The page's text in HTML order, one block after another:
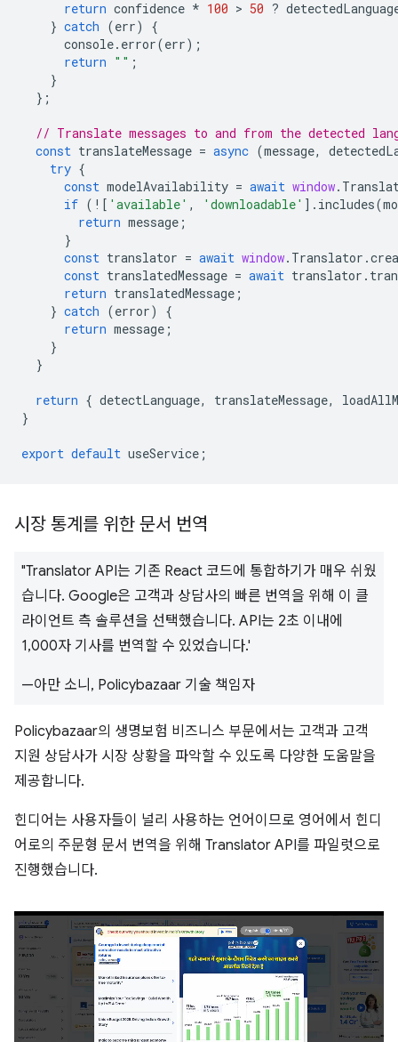
return confidence * 100 > 50 ?
} catch (err)
{
console. error(err);
return "" ;
}
};
// Translate messages to and from the detected
const translateMessage = async (message,
try {
const modelAvailability = await window.
if ( ! [ 'available' , 'downloadable' ]. includes(
return message ;
}
const translator = await window. Translator .
const translatedMessage = await translator .
return translatedMessage ;
} catch (error)
{
return message ;
}
}
return { detectLanguage, translateMessage,
}
export default useService ;
시장 통계를 위한 문서 번역
"Translator API는 기존 React 코드에 통합하기가 매우 쉬웠
습니다. Google은 고객과 상담사의 빠른 번역을 위해 이 클
라이언트 측 솔루션을 선택했습니다. API는 2초 이내에
1,000자 기사를 번역할 수 있었습니다.'
—아만 소니, Policybazaar 기술 책임자
Policybazaar의 생명보험 비즈니스 부문에서는 고객과 고객
지원 상담사가 시장 상황을 파악할 수 있도록 다양한 도움말을
제공합니다.
힌디어는 사용자들이 널리 사용하는 언어이므로 영어에서 힌디
어로의 주문형 문서 번역을 위해 Translator API를 파일럿으로
진행했습니다.